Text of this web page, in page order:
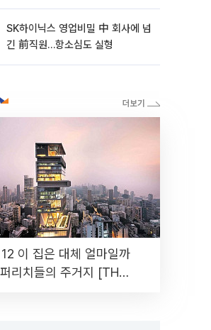
SK하이닉스 영업비밀 中 회사에 넘
긴 前직원…항소심도 실형
이 집은 대체 얼마일까
리치들의 주거지 [THE